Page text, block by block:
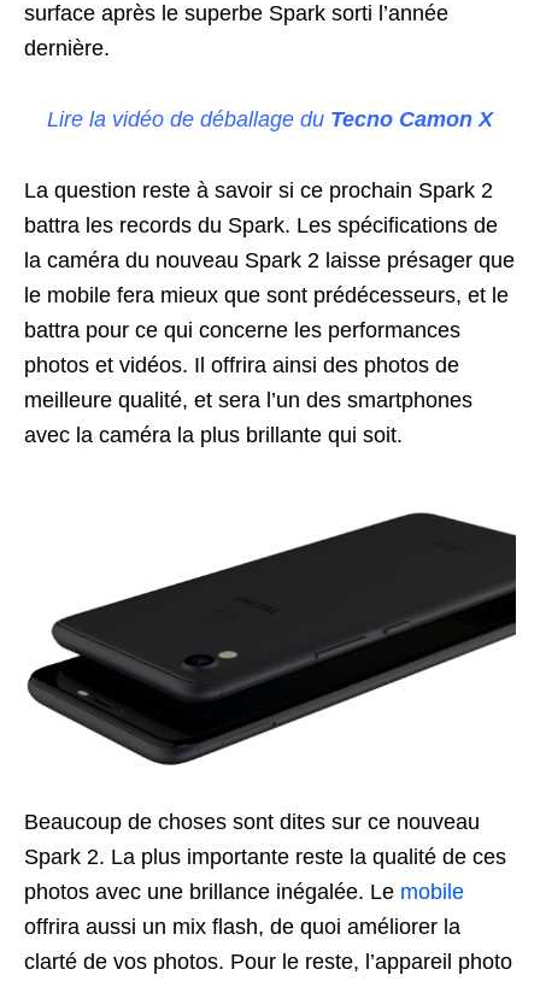
surface après le superbe Spark sorti l’année
dernière.
Lire la vidéo de déballage du Tecno Camon X
La question reste à savoir si ce prochain Spark 2
battra les records du Spark. Les spécifications de
la caméra du nouveau Spark 2 laisse présager que
le mobile fera mieux que sont prédécesseurs, et le
battra pour ce qui concerne les performances
photos et vidéos. Il offrira ainsi des photos de
meilleure qualité, et sera l’un des smartphones
avec la caméra la plus brillante qui soit.
Beaucoup de choses sont dites sur ce nouveau
Spark 2. La plus importante reste la qualité de ces
photos avec une brillance inégalée. Le mobile
offrira aussi un mix flash, de quoi améliorer la
clarté de vos photos. Pour le reste, l’appareil photo